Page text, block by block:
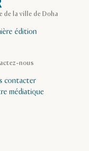
de la ville de Doha
édition
nous
contacter
médiatique